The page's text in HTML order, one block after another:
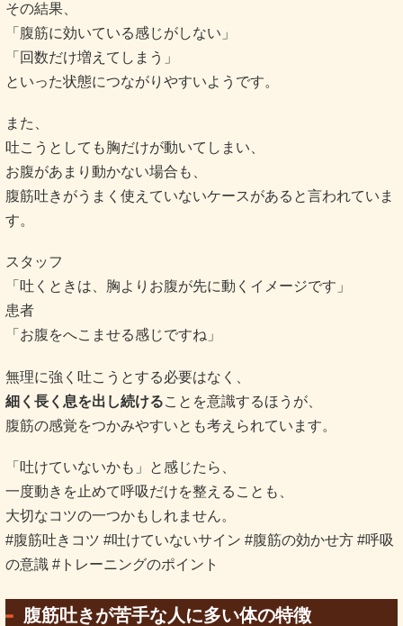
その結果、
「腹筋に効いている感じがしない」
「回数だけ増えてしまう」
といった状態につながりやすいようです。
また、
吐こうとしても胸だけが動いてしまい、
お腹があまり動かない場合も、
腹筋吐きがうまく使えていないケースがあると言われていま
す。
スタッフ
「吐くときは、胸よりお腹が先に動くイメージです」
患者
「お腹をへこませる感じですね」
無理に強く吐こうとする必要はなく、
細く長く息を出し続けることを意識するほうが、
腹筋の感覚をつかみやすいとも考えられています。
「吐けていないかも」と感じたら、
一度動きを止めて呼吸だけを整えることも、
大切なコツの一つかもしれません。
#腹筋吐きコツ #吐けていないサイン #腹筋の効かせ方 #呼吸
の意識 #トレーニングのポイント
腹筋吐きが苦手な人に多い体の特徴